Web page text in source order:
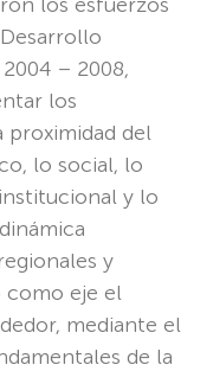
– 2008,
los
proximidad del
lo social, lo
y lo
y
como eje el
mediante el
de la